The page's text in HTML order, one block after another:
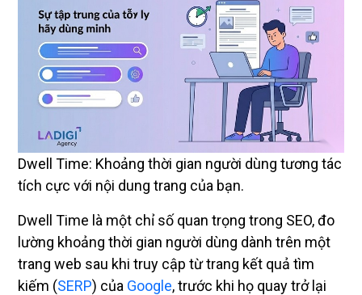
Dwell Time: Khoảng thời gian người dùng tương tác
tích cực với nội dung trang của bạn.
Dwell Time là một chỉ số quan trọng trong SEO, đo
lường khoảng thời gian người dùng dành trên một
trang web sau khi truy cập từ trang kết quả tìm
kiếm (SERP) của Google, trước khi họ quay trở lại